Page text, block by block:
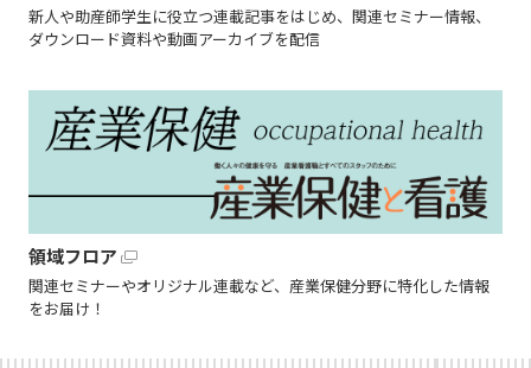
新人や助産師学生に役立つ連載記事をはじめ、関連セミナー情報、
ダウンロード資料や動画アーカイブを配信
領域フロア
関連セミナーやオリジナル連載など、産業保健分野に特化した情報
をお届け！